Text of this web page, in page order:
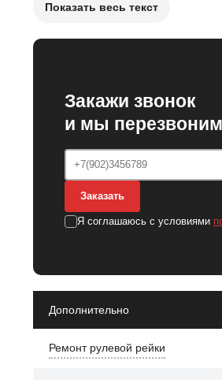
Причины необходимости замены
Скрипы и стуки при движении.
Неравномерный износ шин.
Проблемы с управляемостью
После замены рулевой тяги,
Показать весь текст
Закажи звонок
и мы
Заказать
Я соглашаюсь с условиями
Дополнительно
Ремонт рулевой рейки